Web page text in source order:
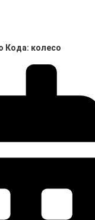
Кода: колесо